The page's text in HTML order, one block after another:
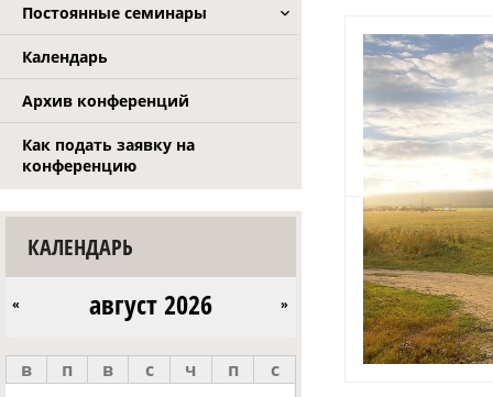
Постоянные семинары
Календарь
Архив конференций
Как подать заявку на
конференцию
КАЛЕНДАРЬ
август 2026
« »
в п в с ч п с